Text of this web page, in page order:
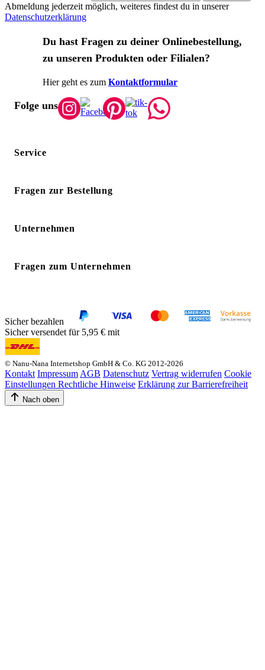
Abmeldung jederzeit möglich, weiteres findest du in unserer
Datenschutzerklärung
Du hast Fragen zu deiner Onlinebestellung,
zu unseren Produkten oder Filialen?
Hier geht es zum Kontaktformular
Folge uns
Service
Fragen zur Bestellung
Unternehmen
Fragen zum Unternehmen
Sicher bezahlen
Sicher versendet für 5,95 € mit
© Nanu-Nana Internetshop GmbH & Co. KG 2012-2026
Kontakt Impressum AGB Datenschutz Vertrag widerrufen Cookie
Einstellungen Rechtliche Hinweise Erklärung zur Barrierefreiheit
Nach oben